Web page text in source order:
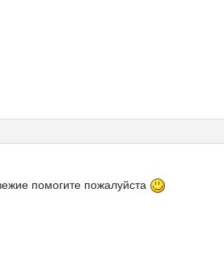
помогите пожалуйста